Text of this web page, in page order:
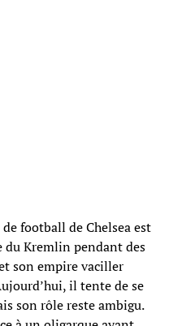
football de Chelsea est
du Kremlin pendant des
son empire vaciller
il tente de se
son rôle reste ambigu.